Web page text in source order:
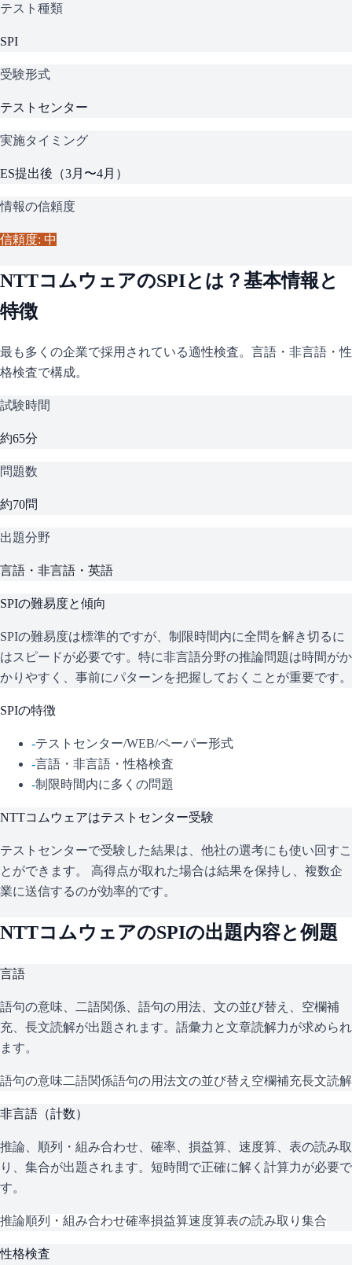
テスト種類
SPI
受験形式
テストセンター
実施タイミング
ES提出後（3月〜4月）
情報の信頼度
信頼度: 中
NTTコムウェアのSPIとは？基本情報と
特徴
最も多くの企業で採用されている適性検査。言語・非言語・性
格検査で構成。
試験時間
約65分
問題数
約70問
出題分野
言語・非言語・英語
SPIの難易度と傾向
SPIの難易度は標準的ですが、制限時間内に全問を解き切るに
はスピードが必要です。特に非言語分野の推論問題は時間がか
かりやすく、事前にパターンを把握しておくことが重要です。
SPIの特徴
-テストセンター/WEB/ペーパー形式
-言語・非言語・性格検査
-制限時間内に多くの問題
NTTコムウェアはテストセンター受験
テストセンターで受験した結果は、他社の選考にも使い回すこ
とができます。 高得点が取れた場合は結果を保持し、複数企
業に送信するのが効率的です。
NTTコムウェアのSPIの出題内容と例題
言語
語句の意味、二語関係、語句の用法、文の並び替え、空欄補
充、長文読解が出題されます。語彙力と文章読解力が求められ
ます。
語句の意味二語関係語句の用法文の並び替え 空欄補充長文読解
非言語（計数）
推論、順列・組み合わせ、確率、損益算、速度算、表の読み取
り、集合が出題されます。短時間で正確に解く計算力が必要で
す。
推論順列・組み合わせ確率損益算速度算表の読み取り 集合
性格検査